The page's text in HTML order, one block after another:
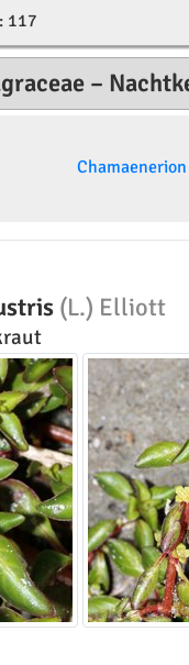
117
–
Chamaenerion
(L.) Elliott